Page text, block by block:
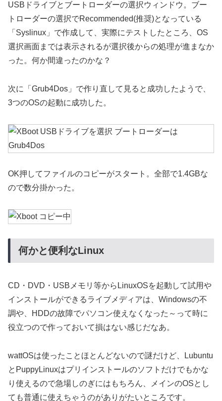
USBドライブとブートローダーの選択ウィンドウ。ブー
トローダーの選択でRecommended(推奨)となっている
「Syslinux」で作成して、実際にテストしたところ、OS
選択画面までは表示されるが選択後からの処理が進まなか
った。何か間違ったのかな？
次に「Grub4Dos」で作り直して見ると成功したようで、
3つのOSの起動に成功した。
OK押してファイルのコピーがスタート。全部で1.4GBな
ので数分掛かった。
何かと便利なLinux
CD・DVD・USBメモリ等からLinuxOSを起動して試用や
インストールができるライブメディアは、Windowsの不
調や、HDDの故障でパソコン使えなくなった～って時に
役立つので作っておいて損はない感じだなあ。
wattOSは使ったことほとんどないので謎だけど、Lubuntu
とPuppyLinuxはプリインストールのソフトだけでもかな
り使えるので急場しのぎにはもちろん、メインのOSとし
ても普通に使えちゃうのがありがたいところです。